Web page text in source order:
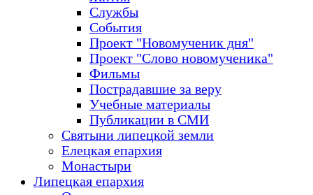
Службы
События
Проект "Новомученик дня"
Проект "Слово новомученика"
Фильмы
Пострадавшие за веру
Учебные материалы
Публикации в СМИ
Святыни липецкой земли
Елецкая епархия
Монастыри
Липецкая епархия